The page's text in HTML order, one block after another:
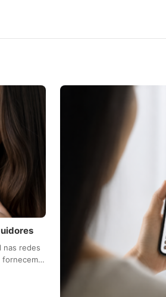
nas redes
fornecem…